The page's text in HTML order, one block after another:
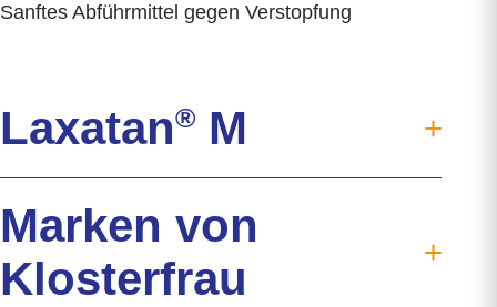
Sanftes Abführmittel gegen Verstopfung
Laxatan® M
®
Verdauung
Verstopfung
Hilfreiche Tipps
Marken von
Klosterfrau